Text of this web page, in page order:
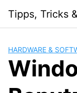
content
Tipps, Tricks
HARDWARE &